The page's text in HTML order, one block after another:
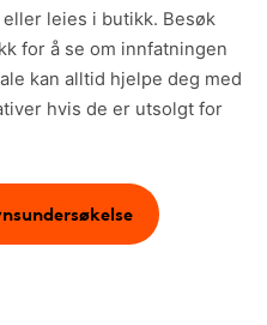
leies i butikk. Besøk
for å se om innfatningen
kan alltid hjelpe deg med
hvis de er utsolgt for